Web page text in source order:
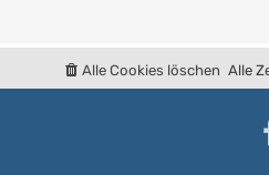
Alle
Alle Cookies löschen